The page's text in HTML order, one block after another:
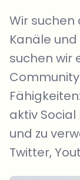
Wir suchen
Kanäle
suchen wir
aktiv
und zu
Twitter,